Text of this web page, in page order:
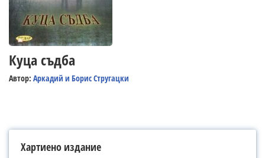
Куца съдба
Автор: Аркадий и Борис Стругацки
Хартиено издание